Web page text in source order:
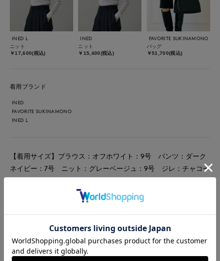
INED L
ニット
￥17,600(税込)
INED
ニット
￥15,400(税込)
FAVORITE SUKINAMONO
バッグ
￥51,700(税込)
着用ブランド
INED
FAVORITE SUKINAMONO
INED L
【着用サイズ】ブラウス：オフホワイト：9号 パンツ：ダーク
ネイビー：7号 ニット：グレーベージュ：9号 ジレ：チャコー
シルエットがかっこいい。ウエストのタックでお腹をカバーしつ
つ細見えがかなう。デニムですがきれい目コーデにも使える一
着。いつもより丈は長めでした。清潔感のあるシンプルな白シャ
ツと合わせて。首もとをシャープにかっこよく見せるために胸元
を少しざっくり開けてインナーをチラリとのぞかせてみました。
気温の変化でニットに変えてジレをプラスするだけで冬コーデに